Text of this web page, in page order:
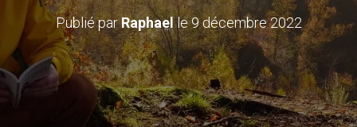
Publié parRaphaelle9 décembre 2022